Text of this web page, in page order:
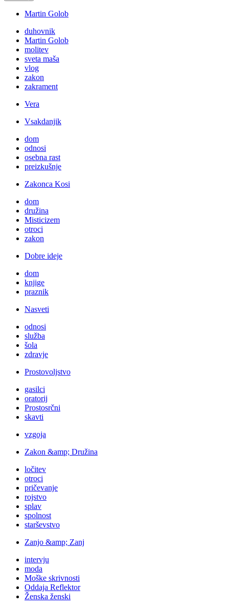
Martin Golob
duhovnik
Martin Golob
molitev
sveta maša
vlog
zakon
zakrament
Vera
Vsakdanjik
dom
odnosi
osebna rast
preizkušnje
Zakonca Kosi
dom
družina
Misticizem
otroci
zakon
Dobre ideje
dom
knjige
praznik
Nasveti
odnosi
služba
šola
zdravje
Prostovoljstvo
gasilci
oratorij
Prostosrčni
skavti
vzgoja
Zakon &amp; Družina
ločitev
otroci
pričevanje
rojstvo
splav
spolnost
starševstvo
Zanjo &amp; Zanj
intervju
moda
Moške skrivnosti
Oddaja Reflektor
Ženska ženski